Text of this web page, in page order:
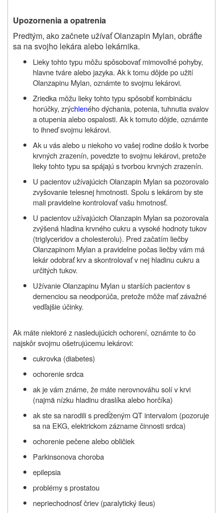
Upozornenia a opatrenia
Predtým, ako začnete užívať Olanzapin Mylan, obráťte
sa na svojho lekára alebo lekárnika.
Lieky tohto typu môžu spôsobovať mimovoľné pohyby,
hlavne tváre alebo jazyka. Ak k tomu dôjde po užití
Olanzapinu Mylan, oznámte to svojmu lekárovi.
Zriedka môžu lieky tohto typu spôsobiť kombináciu
horúčky, zrýchleného dýchania, potenia, tuhnutia svalov
a otupenia alebo ospalosti. Ak k tomuto dôjde, oznámte
to ihneď svojmu lekárovi.
Ak u vás alebo u niekoho vo vašej rodine došlo k tvorbe
krvných zrazenín, povedzte to svojmu lekárovi, pretože
lieky tohto typu sa spájajú s tvorbou krvných zrazenín.
U pacientov užívajúcich Olanzapin Mylan sa pozorovalo
zvyšovanie telesnej hmotnosti. Spolu s lekárom by ste
mali pravidelne kontrolovať vašu hmotnosť.
U pacientov užívajúcich Olanzapin Mylan sa pozorovala
zvýšená hladina krvného cukru a vysoké hodnoty tukov
(triglyceridov a cholesterolu). Pred začatím liečby
Olanzapinom Mylan a pravidelne počas liečby vám má
lekár odobrať krv a skontrolovať v nej hladinu cukru a
určitých tukov.
Užívanie Olanzapinu Mylan u starších pacientov s
demenciou sa neodporúča, pretože môže mať závažné
vedľajšie účinky.
Ak máte niektoré z nasledujúcich ochorení, oznámte to čo
najskôr svojmu ošetrujúcemu lekárovi:
cukrovka (diabetes)
ochorenie srdca
ak je vám známe, že máte nerovnováhu solí v krvi
(najmä nízku hladinu draslíka alebo horčíka)
ak ste sa narodili s predĺženým QT intervalom (pozoruje
sa na EKG, elektrickom zázname činnosti srdca)
ochorenie pečene alebo obličiek
Parkinsonova choroba
epilepsia
problémy s prostatou
nepriechodnosť čriev (paralytický ileus)